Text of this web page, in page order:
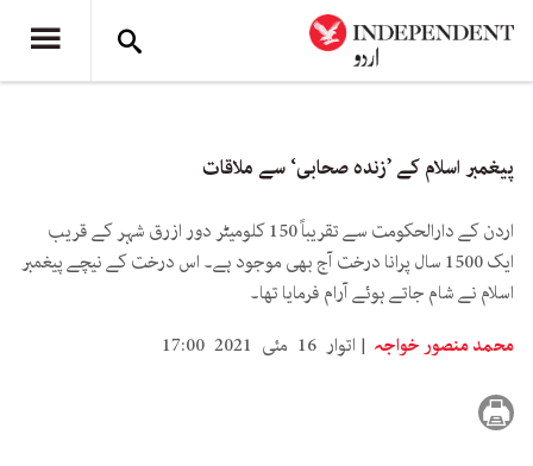
پیغمبر اسلام کے ’زندہ صحابی‘ سے ملاقات
اردن کے دارالحکومت سے تقریباً 150 کلومیٹر دور ازرق شہر کے قریب
ایک 1500 سال پرانا درخت آج بھی موجود ہے۔ اس درخت کے نیچے پیغمبر
اسلام نے شام جاتے ہوئے آرام فرمایا تھا۔
محمد منصور خواجہ
اتوار 16 مئی 2021 17:00